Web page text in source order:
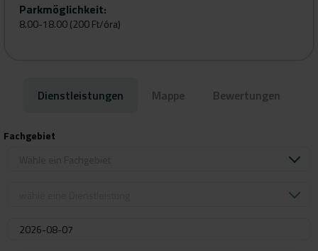
Parkmöglichkeit:
8.00-18.00 (200 Ft/óra)
Dienstleistungen Mappe Bewertungen
Fachgebiet